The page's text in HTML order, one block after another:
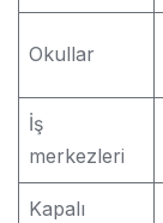
Okullar
İş
merkezleri
Kapalı